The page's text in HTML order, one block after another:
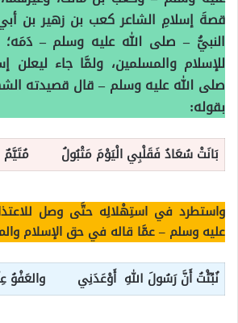
قصةَ إسلامِ الشاعر كعب بن زهير بن
النبيُّ – صلى الله عليه وسلم – دَمَه؛
للإسلام والمسلمين، ولمَّا جاء ليعلن
صلى الله عليه وسلم – قال قصيدته
بقوله:
بَانَتْ سُعَادُ فَقَلْبِي الْيَوْمَ مَتْبُولُ مُتَيَّمٌ
واستطرد في استِهْلالِه حتَّى وصل
عليه وسلم – عمَّا قاله في حق الإسلام
نُبِّئْتُ أَنَّ رَسُولَ اللهِ أَوْعَدَنِي والعَفْوُ